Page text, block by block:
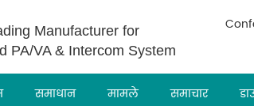
Manufacturer for
PA/VA & Intercom System
समाधान मामले समाचार